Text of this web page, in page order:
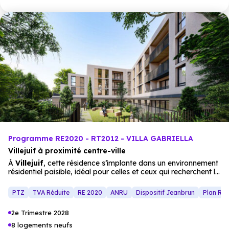
Programme RE2020 - RT2012 - VILLA GABRIELLA
Villejuif à proximité centre-ville
À Villejuif, cette résidence s’implante dans un environnement
résidentiel paisible, idéal pour celles et ceux qui recherchent le
programme se situe à moins de 10 minutes à pied des
commerces, des établissements scolaires et des stations de
La résidence de standing se distingue par son écriture
architecturale contemporaine et élégante. Elle propose 28
PTZ TVA Réduite RE 2020 ANRU Dispositif Jeanbrun Plan
2e Trimestre 2028
8 logements neufs